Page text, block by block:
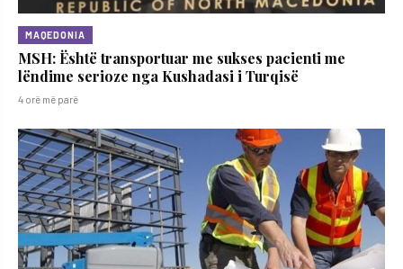
MAQEDONIA
MSH: Është transportuar me sukses pacienti me
lëndime serioze nga Kushadasi i Turqisë
4 orë më parë